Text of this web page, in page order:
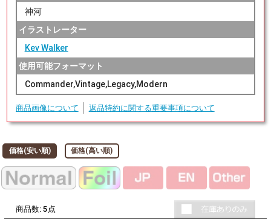
神河
イラストレーター
Kev Walker
使用可能フォーマット
Commander,Vintage,Legacy,Modern
商品画像について 返品特約に関する重要事項について
価格(安い順) 価格(高い順)
商品数: 5 点